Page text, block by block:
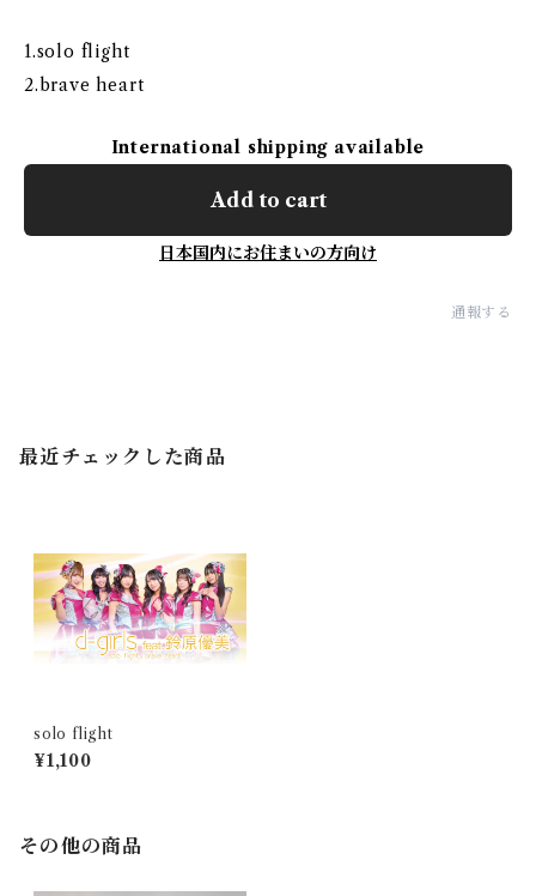
1.solo flight
2.brave heart
International shipping available
Add to cart
日本国内にお住まいの方向け
通報する
最近チェックした商品
solo flight
¥1,100
その他の商品